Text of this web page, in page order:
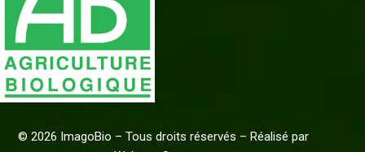
© 2026 ImagoBio – Tous droits réservés – Réalisé par